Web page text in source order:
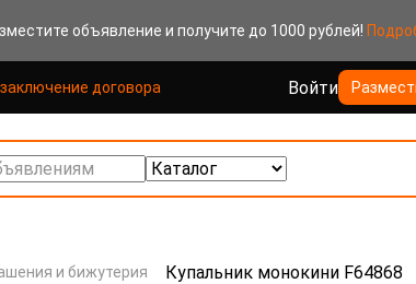
объявление и получите до 1000 рублей!
договора Войти
и бижутерия Купальник монокини F64868